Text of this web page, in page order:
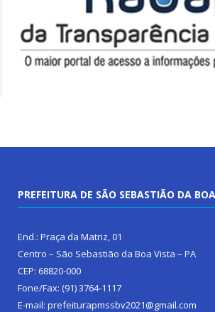
PREFEITURA DE SÃO SEBASTIÃO DA
End.: Praça da Matriz, 01
Centro – São Sebastião da Boa Vista – PA
CEP: 68820-000
Fone/Fax: (91) 3764-1117
E-mail: prefeiturapmssbv2021@gmail.com